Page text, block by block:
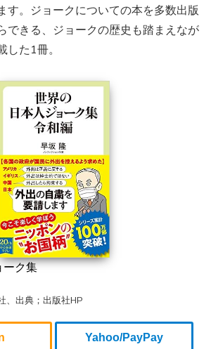
す。ジョークについての本を多数出版
できる、ジョークの歴史も踏まえなが
た1冊。
ーク集
新社、出典；出版社HP
Yahoo/PayPay